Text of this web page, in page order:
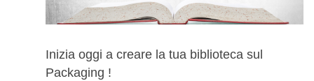
Inizia oggi a creare la tua biblioteca sul
Packaging !